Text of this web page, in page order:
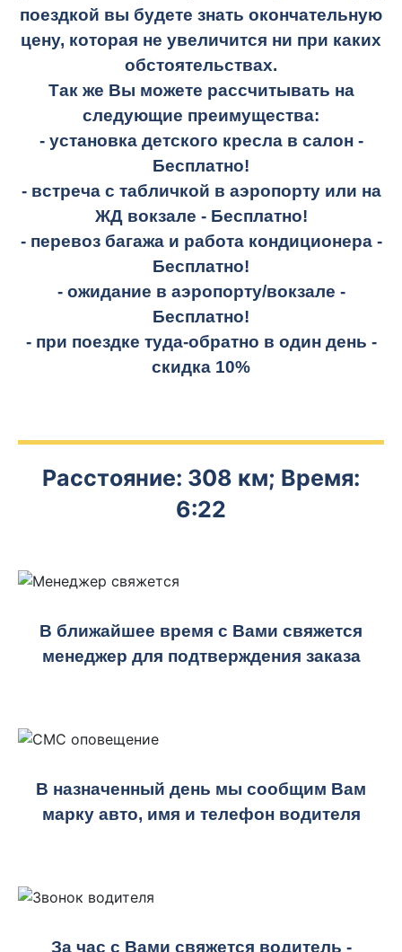
поездкой вы будете знать окончательную
цену, которая не увеличится ни при каких
обстоятельствах.
Так же Вы можете рассчитывать на
следующие преимущества:
- установка детского кресла в салон -
Бесплатно!
- встреча с табличкой в аэропорту или на
ЖД вокзале - Бесплатно!
- перевоз багажа и работа кондиционера -
Бесплатно!
- ожидание в аэропорту/вокзале -
Бесплатно!
- при поездке туда-обратно в один день -
скидка 10%
Расстояние: 308 км; Время:
6:22
В ближайшее время с Вами свяжется
менеджер для подтверждения заказа
В назначенный день мы сообщим Вам
марку авто, имя и телефон водителя
За час с Вами свяжется водитель -